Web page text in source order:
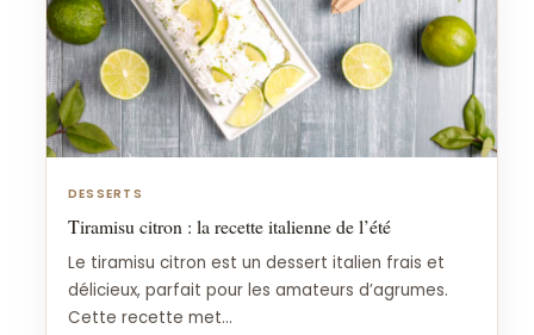
DESSERTS
Tiramisu citron : la recette italienne de l’été
Le tiramisu citron est un dessert italien frais et
délicieux, parfait pour les amateurs d’agrumes.
Cette recette met...